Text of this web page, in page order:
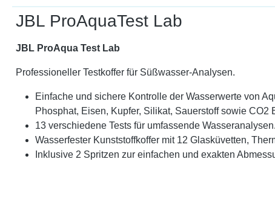
JBL ProAquaTest Lab
JBL ProAqua Test Lab
Professioneller Testkoffer für Süßwasser-Analysen.
Einfache und sichere Kontrolle der Wasserwerte von
Phosphat, Eisen, Kupfer, Silikat, Sauerstoff sowie CO2
13 verschiedene Tests für umfassende Wasseranalysen.
Wasserfester Kunststoffkoffer mit 12 Glasküvetten,
Inklusive 2 Spritzen zur einfachen und exakten